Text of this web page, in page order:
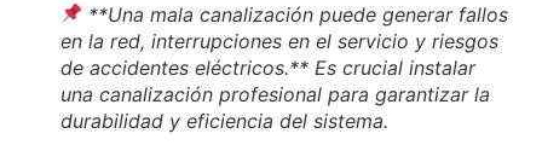
**Una mala canalización puede generar fallos
en la red, interrupciones en el servicio y riesgos
de accidentes eléctricos.** Es crucial instalar
una canalización profesional para garantizar la
durabilidad y eficiencia del sistema.